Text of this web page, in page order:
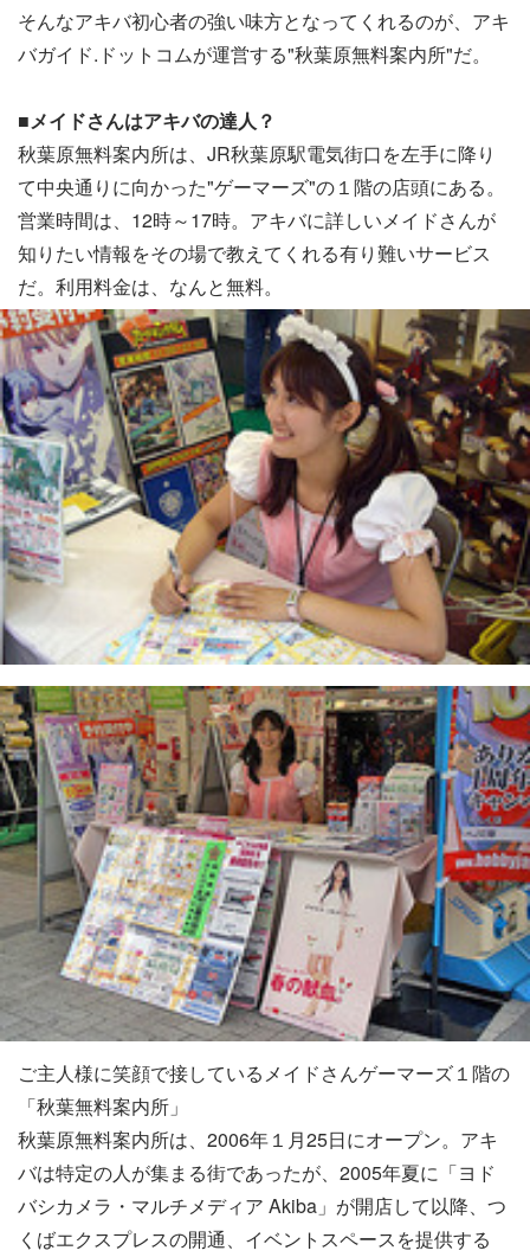
そんなアキバ初心者の強い味方となってくれるのが、アキ
バガイド.ドットコムが運営する"秋葉原無料案内所"だ。
■メイドさんはアキバの達人？
秋葉原無料案内所は、JR秋葉原駅電気街口を左手に降り
て中央通りに向かった"ゲーマーズ"の１階の店頭にある。
営業時間は、12時～17時。アキバに詳しいメイドさんが
知りたい情報をその場で教えてくれる有り難いサービス
だ。利用料金は、なんと無料。
ご主人様に笑顔で接しているメイドさんゲーマーズ１階の
「秋葉無料案内所」
秋葉原無料案内所は、2006年１月25日にオープン。アキ
バは特定の人が集まる街であったが、2005年夏に「ヨド
バシカメラ・マルチメディア Akiba」が開店して以降、つ
くばエクスプレスの開通、イベントスペースを提供する